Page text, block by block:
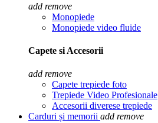
add remove
Monopiede
Monopiede video fluide
Capete si Accesorii
add remove
Capete trepiede foto
Trepiede Video Profesionale
Accesorii diverese trepiede
Carduri și memorii add remove